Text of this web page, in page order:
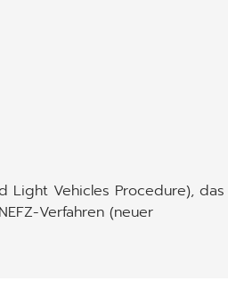
Light Vehicles Procedure), das
Verfahren (neuer